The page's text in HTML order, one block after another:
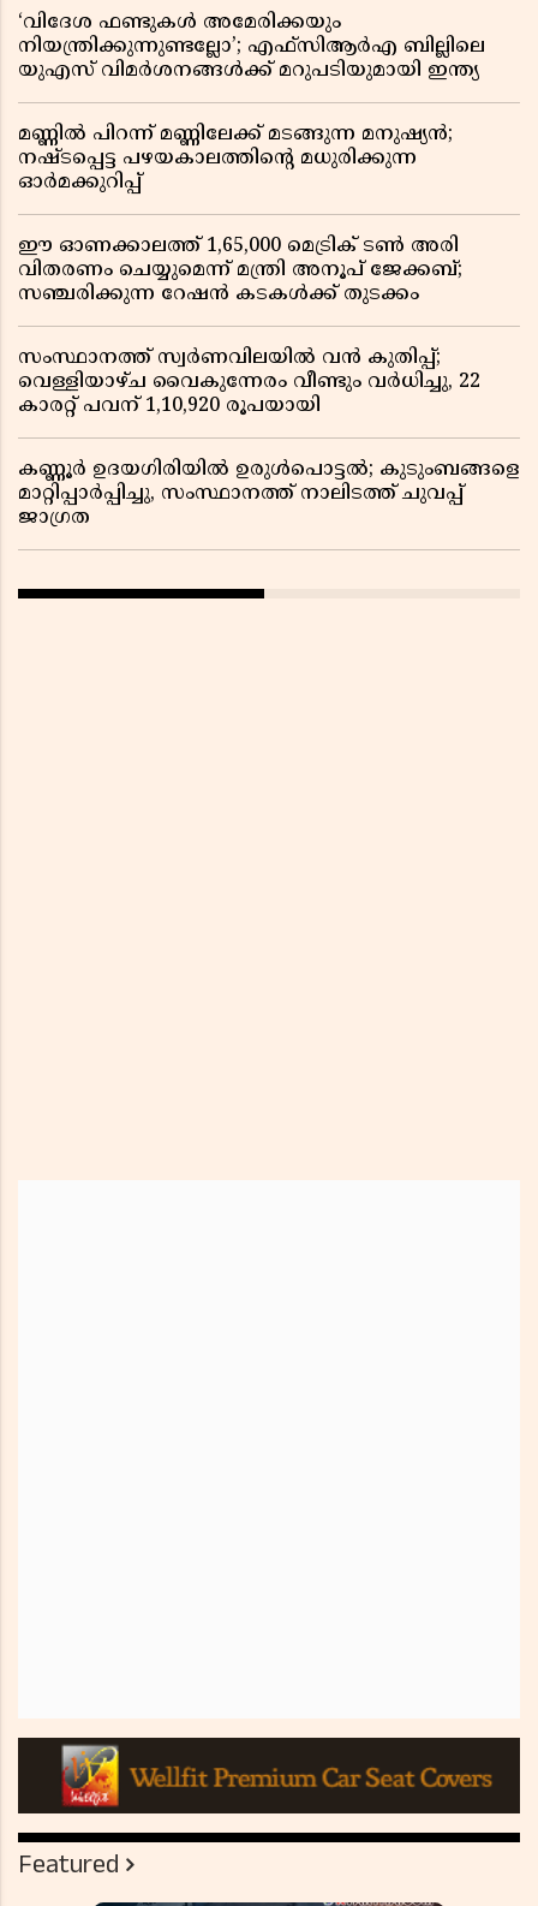
‘വിദേശ ഫണ്ടുകൾ അമേരിക്കയും
നിയന്ത്രിക്കുന്നുണ്ടല്ലോ’; എഫ്സിആർഎ ബില്ലിലെ
യുഎസ് വിമർശനങ്ങൾക്ക് മറുപടിയുമായി ഇന്ത്യ
മണ്ണിൽ പിറന്ന് മണ്ണിലേക്ക് മടങ്ങുന്ന മനുഷ്യൻ;
നഷ്ടപ്പെട്ട പഴയകാലത്തിൻ്റെ മധുരിക്കുന്ന
ഓർമക്കുറിപ്പ്
ഈ ഓണക്കാലത്ത് 1,65,000 മെട്രിക് ടൺ അരി
വിതരണം ചെയ്യുമെന്ന് മന്ത്രി അനൂപ് ജേക്കബ്;
സഞ്ചരിക്കുന്ന റേഷൻ കടകൾക്ക് തുടക്കം
സംസ്ഥാനത്ത് സ്വർണവിലയിൽ വൻ കുതിപ്പ്;
വെള്ളിയാഴ്ച വൈകുന്നേരം വീണ്ടും വർധിച്ചു, 22
കാരറ്റ് പവന് 1,10,920 രൂപയായി
കണ്ണൂർ ഉദയഗിരിയിൽ ഉരുൾപൊട്ടൽ; കുടുംബങ്ങളെ
മാറ്റിപ്പാർപ്പിച്ചു, സംസ്ഥാനത്ത് നാലിടത്ത് ചുവപ്പ്
ജാഗ്രത
Featured